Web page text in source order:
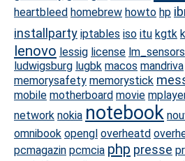
heartbleed homebrew howto hp
installparty iptables iso itu kgtk
lenovo lessig license lm_sensors
ludwigsburg lugbk macos mandriva
memorysafety memorystick
mobile motherboard movie
network nokia notebook
omnibook opengl overheatd
pcmagazin pcmcia php presse